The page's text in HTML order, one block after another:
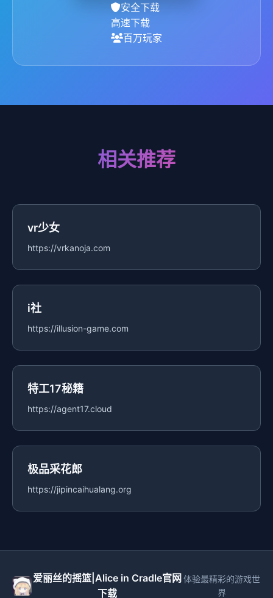
安全下载
高速下载
百万玩家
相关推荐
vr少女
https://vrkanoja.com
i社
https://illusion-game.com
特工17秘籍
https://agent17.cloud
极品采花郎
https://jipincaihualang.org
爱丽丝的摇篮|Alice in Cradle官网
下载
体验最精彩的游戏世
界